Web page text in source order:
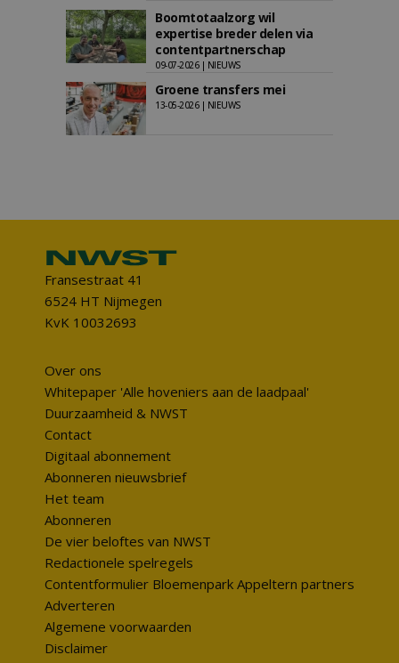
Boomtotaalzorg wil
expertise breder delen via
contentpartnerschap
09-07-2026 | NIEUWS
Groene transfers mei
13-05-2026 | NIEUWS
Fransestraat 41
6524 HT Nijmegen
KvK 10032693
Over ons
Whitepaper 'Alle hoveniers aan de laadpaal'
Duurzaamheid & NWST
Contact
Digitaal abonnement
Abonneren nieuwsbrief
Het team
Abonneren
De vier beloftes van NWST
Redactionele spelregels
Contentformulier Bloemenpark Appeltern partners
Adverteren
Algemene voorwaarden
Disclaimer